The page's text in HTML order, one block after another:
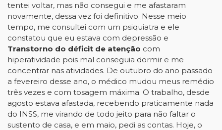
tentei voltar, mas não consegui e me afastaram
novamente, dessa vez foi definitivo. Nesse meio
tempo, me consultei com um psiquiatra e ele
constatou que eu estava com depressão e
Transtorno do déficit de atenção com
hiperatividade pois mal conseguia dormir e me
concentrar nas atividades. De outubro do ano passado
a fevereiro desse ano, o médico mudou meus remédio
três vezes e com tosagem máxima. O trabalho, desde
agosto estava afastada, recebendo praticamente nada
do INSS, me virando de todo jeito para não faltar o
sustento de casa, e em maio, pedi as contas. Hoje, o